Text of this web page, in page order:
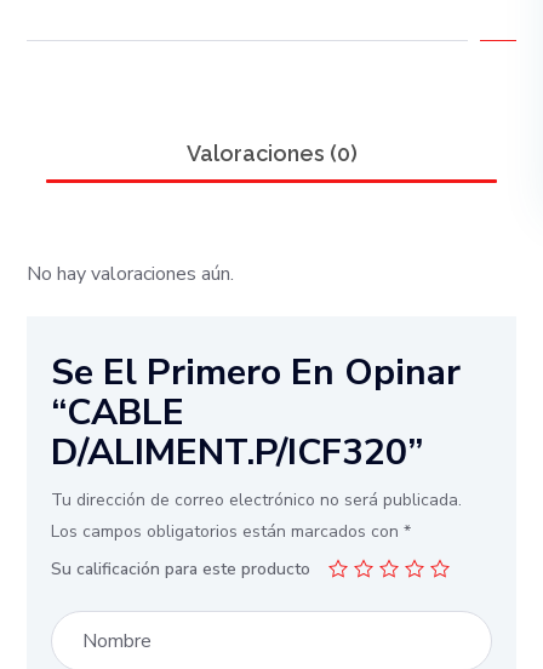
Valoraciones (0)
No hay valoraciones aún.
Se El Primero En Opinar
“CABLE
D/ALIMENT.P/ICF320”
Tu dirección de correo electrónico no será publicada.
Los campos obligatorios están marcados con*
Su calificación para este producto